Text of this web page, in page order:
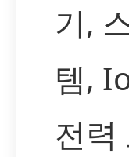
기,
템,
전력